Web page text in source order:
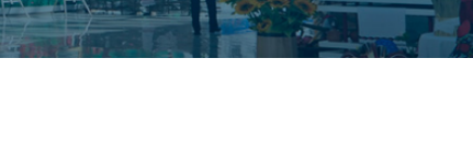
Инвестхаб «Инвестируй в
Россию»
Заказ фото- и видеосъемки
Гостиная губернаторов